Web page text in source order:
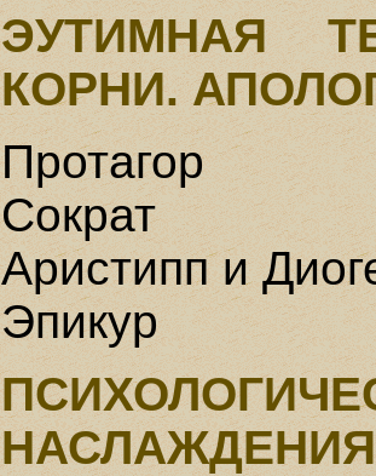
ЭУТИМНАЯ
КОРНИ.
Протагор
Сократ
Аристипп и
Эпикур
НАСЛАЖДЕНИЯ